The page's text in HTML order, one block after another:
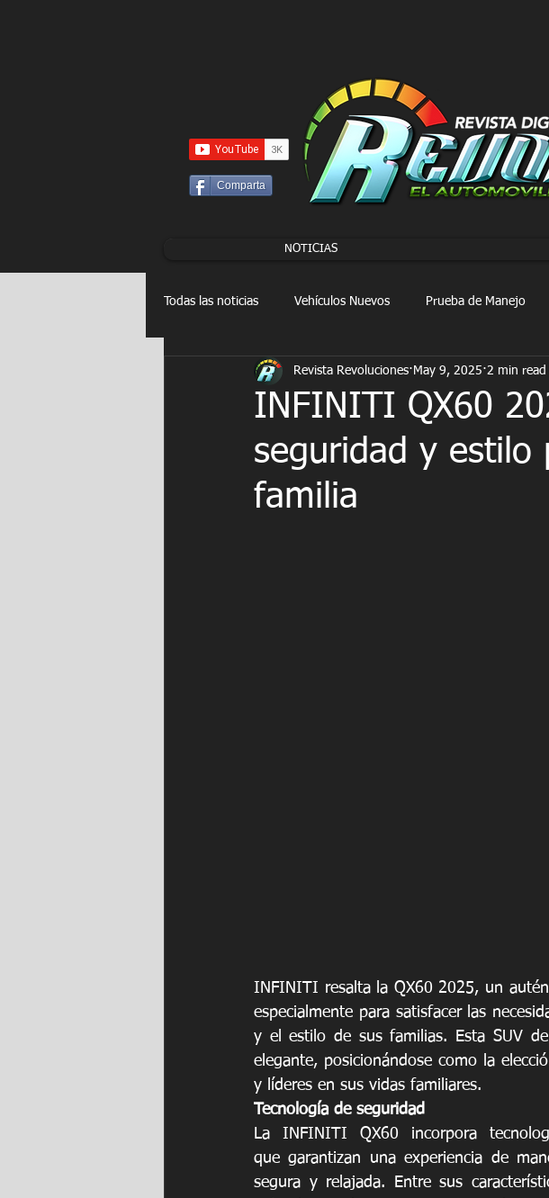
Comparta
NOTICIAS
Todas las noticias Vehículos Nuevos Prueba de Manejo
Drag Racing FORMULA E FORMULA 1 Extreme
INFINITI QX60
seguridad y estilo
familia
Revista Revoluciones May 9, 2025 2 min read
INFINITI resalta la QX60 2025, un
especialmente para satisfacer las
y el estilo de sus familias. Esta SUV
elegante, posicionándose como la
y líderes en sus vidas familiares.
Tecnología de seguridad
La INFINITI QX60 incorpora
que garantizan una experiencia de
segura y relajada. Entre sus